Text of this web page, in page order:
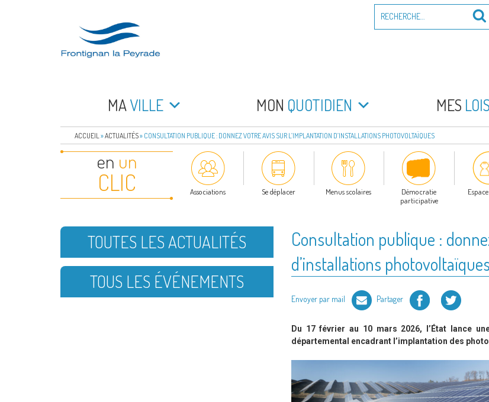
FRONTIGNAN LA PEYRADE
pour
MAVILLE MON QUOTIDIEN MES
ACCUEIL »ACTUALITÉS» CONSULTATION PUBLIQUE : DONNEZ VOTRE AVIS SUR L’IMPLANTATION D’INSTALLATIONS PHOTOVOLTAÏQUES
en un
CLIC Associations Se déplacer Menus scolaires
Démocratie
participative
Consultation publique :
d’installations photovoltaïques
Envoyer par mail Partager Facebook Twitter
Du 17 février au 10 mars 2026, l’État lance
départemental encadrant l’implantation des
TOUTES LES ACTUALITÉS
TOUS LES ÉVÉNEMENTS